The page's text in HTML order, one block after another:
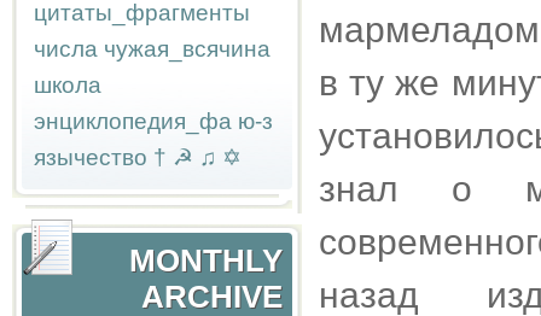
цитаты_фрагменты
числа чужая_всячина
школа
энциклопедия_фа ю-з
язычество † ☭ ♫ ✡
MONTHLY
ARCHIVE
мармеладом
в ту же
знал о
назад